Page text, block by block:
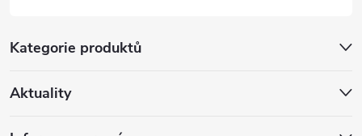
Kategorie produktů
Aktuality